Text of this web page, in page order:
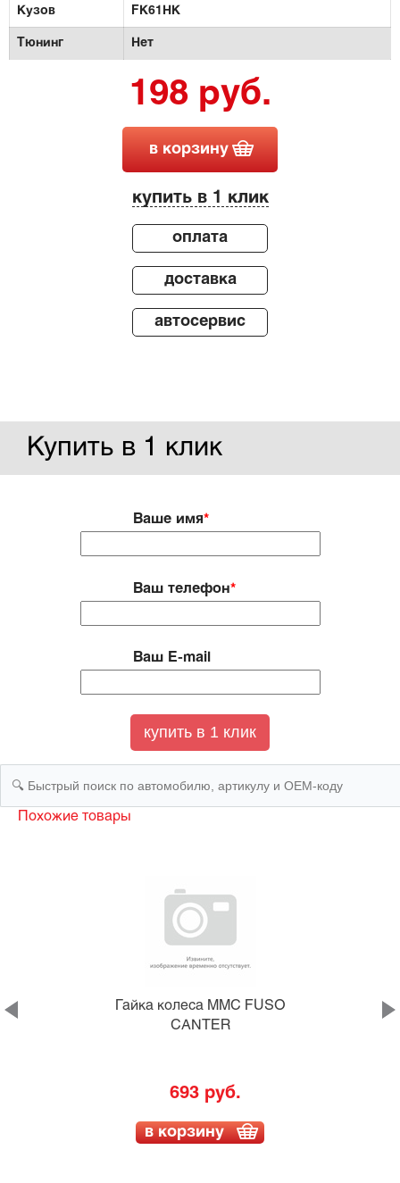
Кузов FK61HK
Тюнинг Нет
198 руб.
в корзину
купить в 1 клик
оплата
доставка
автосервис
Купить в 1 клик
Ваше имя*
Ваш телефон*
Ваш E-mail
Похожие товары
Гайка колеса MMC FUSO
CANTER
693 руб.
в корзину